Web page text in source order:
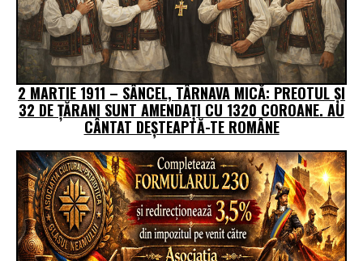
2 MARTIE 1911 – SÂNCEL, TÂRNAVA MICĂ: PREOTUL ȘI
32 DE ȚĂRANI SUNT AMENDAȚI CU 1320 COROANE. AU
CÂNTAT DEȘTEAPTĂ-TE ROMÂNE